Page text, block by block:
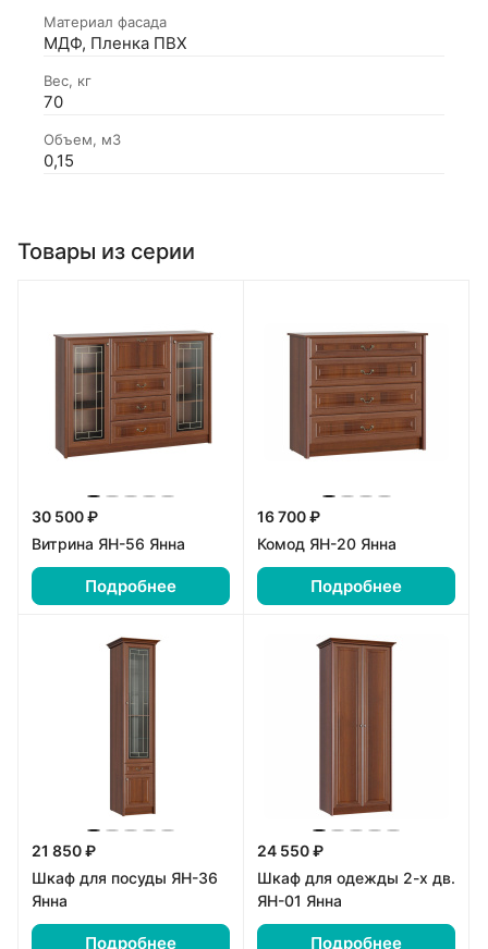
Материал фасада
МДФ, Пленка ПВХ
Вес, кг
70
Объем, м3
0,15
Товары из серии
30 500 ₽
Витрина ЯН-56 Янна
Подробнее
16 700 ₽
Комод ЯН-20 Янна
Подробнее
21 850 ₽
Шкаф для посуды ЯН-36
Янна
Подробнее
24 550 ₽
Шкаф для одежды 2-х дв.
ЯН-01 Янна
Подробнее